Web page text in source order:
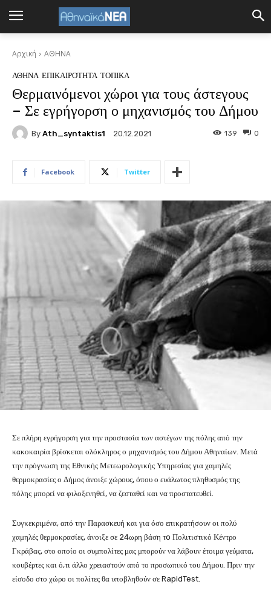
Αρχική ΑΘΗΝΑ
ΑΘΗΝΑ ΕΠΙΚΑΙΡΟΤΗΤΑ ΤΟΠΙΚΑ
Θερμαινόμενοι χώροι για τους άστεγους
– Σε εγρήγορση ο μηχανισμός του Δήμου
By Ath_syntaktis1 20.12.2021 0
139
Facebook Twitter
Σε πλήρη εγρήγορση για την προστασία των αστέγων της πόλης από την
κακοκαιρία βρίσκεται ολόκληρος ο μηχανισμός του Δήμου Αθηναίων. Μετά
την πρόγνωση της Εθνικής Μετεωρολογικής Υπηρεσίας για χαμηλές
θερμοκρασίες ο Δήμος άνοιξε χώρους, όπου ο ευάλωτος πληθυσμός της
πόλης μπορεί να φιλοξενηθεί, να ζεσταθεί και να προστατευθεί.
Συγκεκριμένα, από την Παρασκευή και για όσο επικρατήσουν οι πολύ
χαμηλές θερμοκρασίες, άνοιξε σε 24ωρη βάση τo Πολιτιστικό Κέντρο
Γκράβας, στο οποίο οι συμπολίτες μας μπορούν να λάβουν έτοιμα γεύματα,
κουβέρτες και ό,τι άλλο χρειαστούν από το προσωπικό του Δήμου. Πριν την
είσοδο στο χώρο οι πολίτες θα υποβληθούν σε RapidTest.